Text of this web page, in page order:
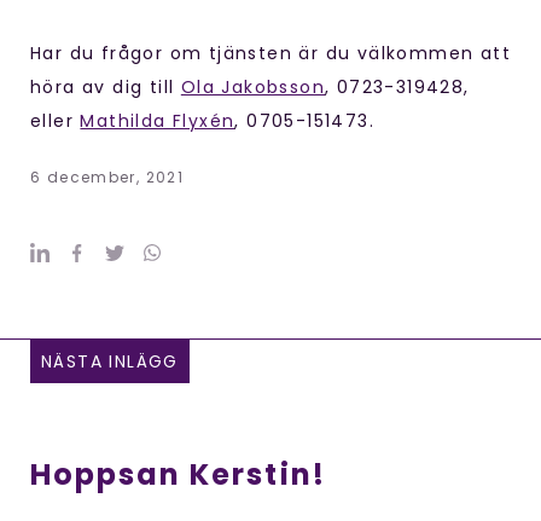
Har du frågor om tjänsten är du välkommen att
höra av dig till Ola Jakobsson, 0723-319428,
ellerMathilda Flyxén, 0705-151473.
6 december, 2021
NÄSTA INLÄGG
Hoppsan Kerstin!